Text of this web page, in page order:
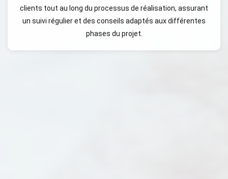
clients tout au long du processus de réalisation, assurant
un suivi régulier et des conseils adaptés aux différentes
phases du projet.